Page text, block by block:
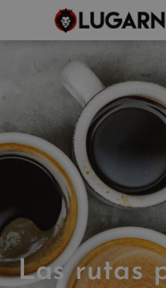
Las rutas